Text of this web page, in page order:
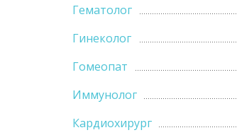
Гематолог
Гинеколог
Гомеопат
Иммунолог
Кардиохирург